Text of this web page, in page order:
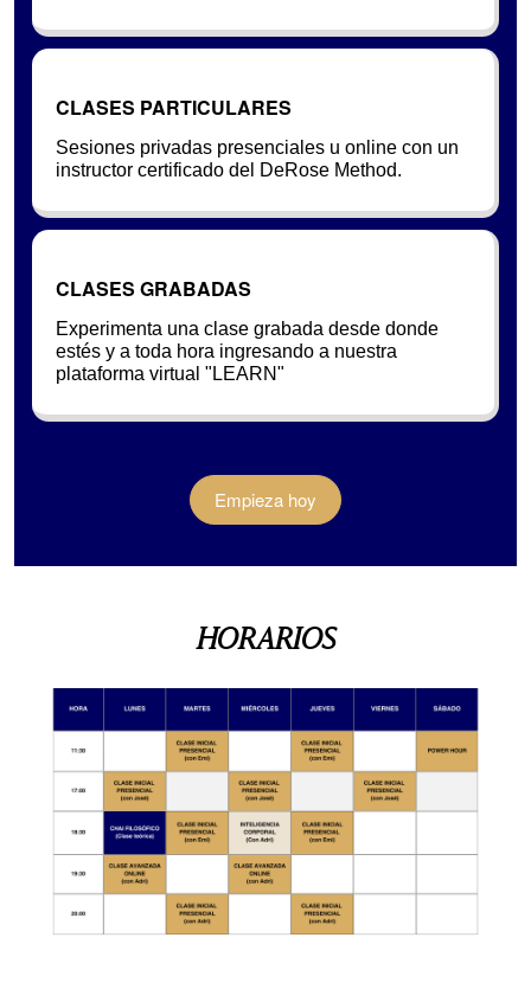
CLASES PARTICULARES
Sesiones privadas presenciales u online con un
instructor certificado del DeRose Method.
CLASES GRABADAS
Experimenta una clase grabada desde donde
estés y a toda hora ingresando a nuestra
plataforma virtual "LEARN"
Empieza hoy
HORARIOS